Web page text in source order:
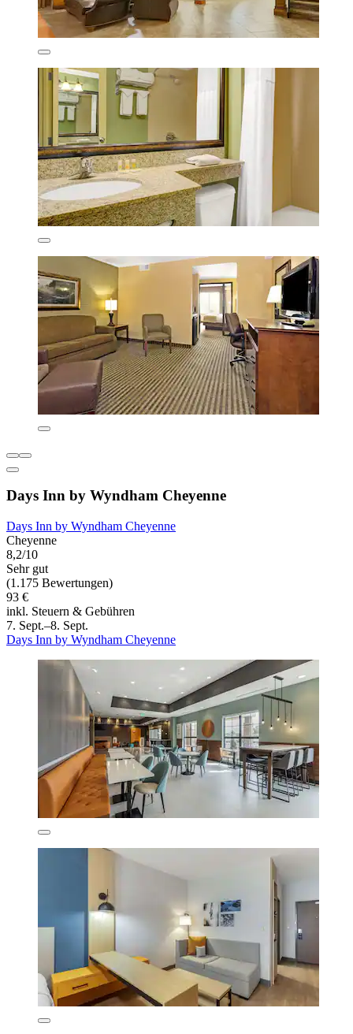
Days Inn by Wyndham Cheyenne
Days Inn by Wyndham Cheyenne
Cheyenne
8,2/10
Sehr gut
(1.175 Bewertungen)
93 €
inkl. Steuern & Gebühren
7. Sept.–8. Sept.
Days Inn by Wyndham Cheyenne